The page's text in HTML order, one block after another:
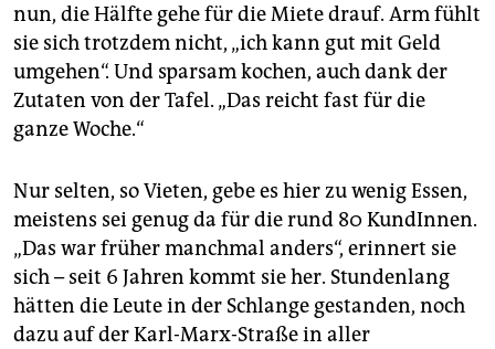
nun, die Hälfte gehe für die Miete drauf. Arm fühlt
sie sich trotzdem nicht, „ich kann gut mit Geld
umgehen“. Und sparsam kochen, auch dank der
Zutaten von der Tafel. „Das reicht fast für die
ganze Woche.“
Nur selten, so Vieten, gebe es hier zu wenig Essen,
meistens sei genug da für die rund 80 KundInnen.
„Das war früher manchmal anders“, erinnert sie
sich – seit 6 Jahren kommt sie her. Stundenlang
hätten die Leute in der Schlange gestanden, noch
dazu auf der Karl-Marx-Straße in aller